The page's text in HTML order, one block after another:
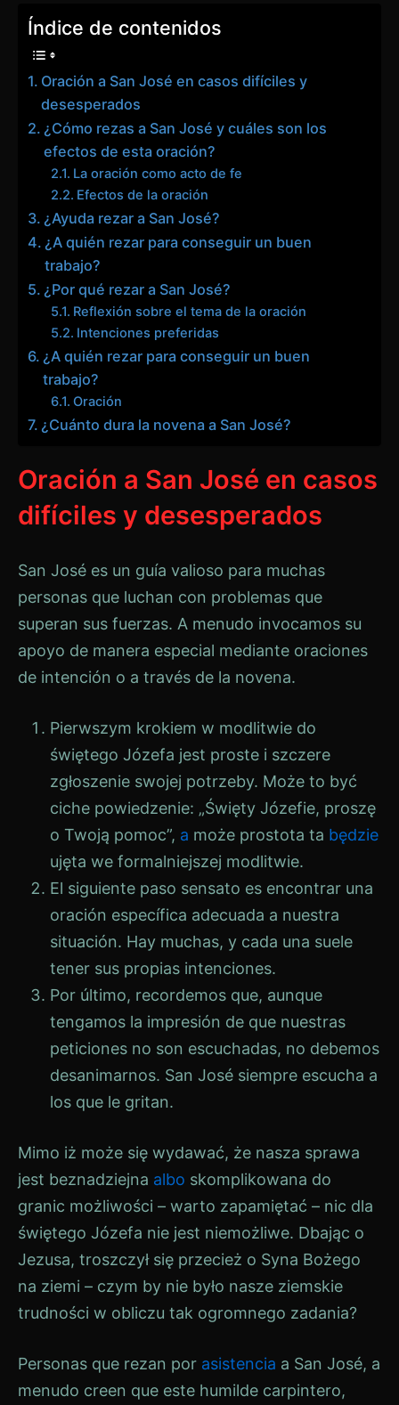
Índice de contenidos
Oración a San José en casos difíciles y
desesperados
¿Cómo rezas a San José y cuáles son los
efectos de esta oración?
La oración como acto de fe
Efectos de la oración
¿Ayuda rezar a San José?
¿A quién rezar para conseguir un buen
trabajo?
¿Por qué rezar a San José?
Reflexión sobre el tema de la oración
Intenciones preferidas
¿A quién rezar para conseguir un buen
trabajo?
Oración
¿Cuánto dura la novena a San José?
Oración a San José en casos
difíciles y desesperados
San José es un guía valioso para muchas
personas que luchan con problemas que
superan sus fuerzas. A menudo invocamos su
apoyo de manera especial mediante oraciones
de intención o a través de la novena.
Pierwszym krokiem w modlitwie do
świętego Józefa jest proste i szczere
zgłoszenie swojej potrzeby. Może to być
ciche powiedzenie: „Święty Józefie, proszę
o Twoją pomoc”, a może prostota ta będzie
ujęta we formalniejszej modlitwie.
El siguiente paso sensato es encontrar una
oración específica adecuada a nuestra
situación. Hay muchas, y cada una suele
tener sus propias intenciones.
Por último, recordemos que, aunque
tengamos la impresión de que nuestras
peticiones no son escuchadas, no debemos
desanimarnos. San José siempre escucha a
los que le gritan.
Mimo iż może się wydawać, że nasza sprawa
jest beznadziejna albo skomplikowana do
granic możliwości – warto zapamiętać – nic dla
świętego Józefa nie jest niemożliwe. Dbając o
Jezusa, troszczył się przecież o Syna Bożego
na ziemi – czym by nie było nasze ziemskie
trudności w obliczu tak ogromnego zadania?
Personas que rezan por asistencia a San José, a
menudo creen que este humilde carpintero,